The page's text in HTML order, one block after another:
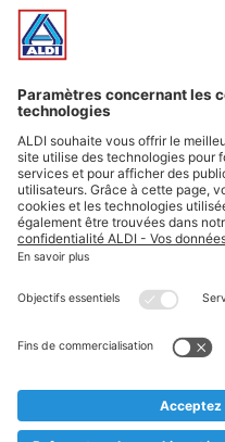
Offres
Infos essentielles
Suivez ALDI
Textes marqués d'un
* Nous vendons ces articles
au cas où, malgré le
prématurément en rupture
** Sur ce site, l’utilisation de